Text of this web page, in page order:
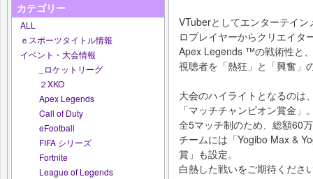
カテゴリー
ALL
ｅスポーツタイトル情報
イベント・大会情報
_ロケットリーグ
２XKO
Apex Legends
Call of Duty
eFootball
FIFA シリーズ
Fortnite
League of Legends
VTuberとしてエンターテイ
ロプレイヤーからクリエイタ
Apex Legends ™の戦術性と
視聴者を「熱狂」と「興奮」
大会のハイライトとなるのは
「マッチチャンピオン賞金」
全5マッチ制のため、総額60
チームには「Yogibo Max &
賞」も設定。
白熱した戦いをご期待くださ